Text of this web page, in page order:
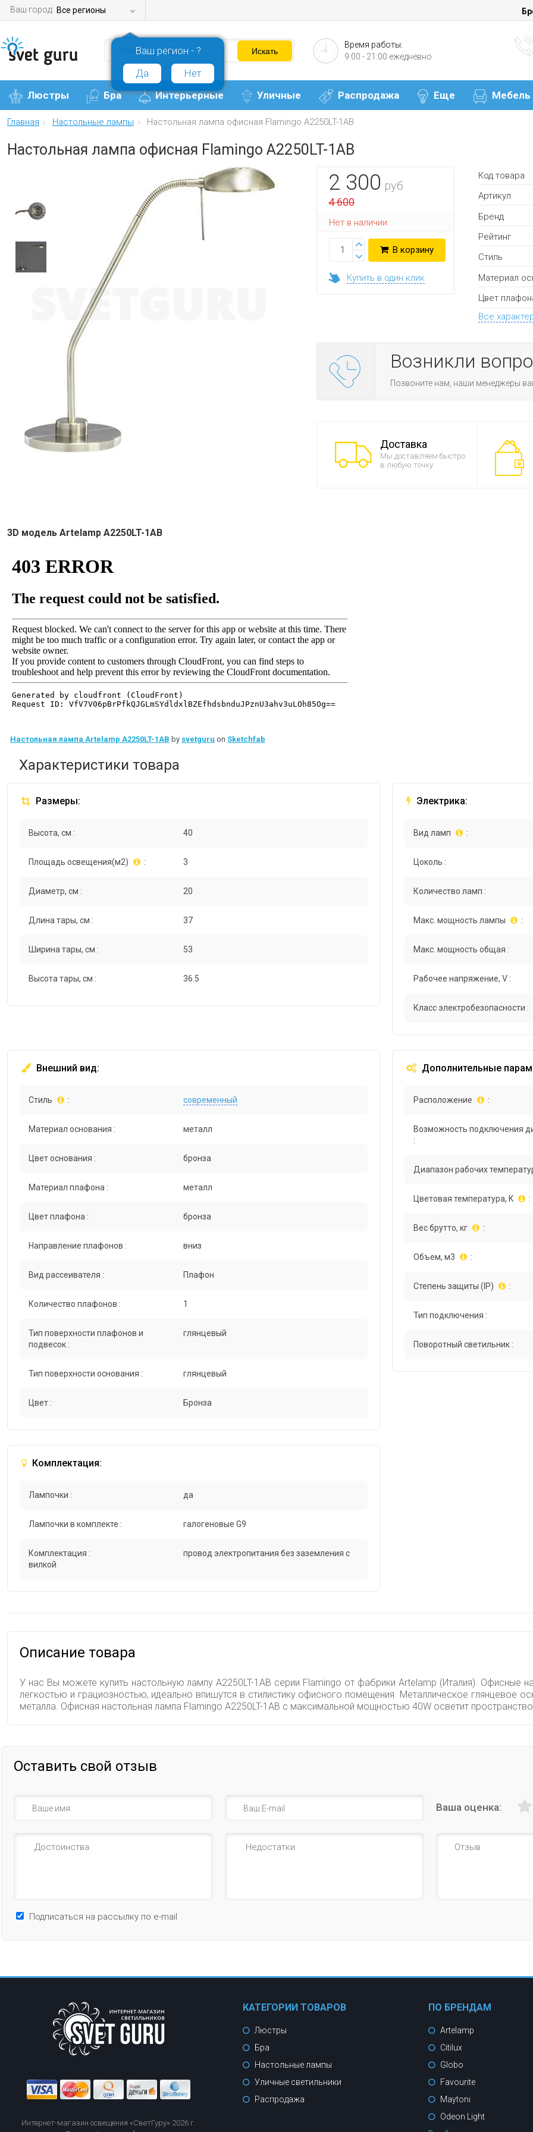
Ваш город: Все регионы
Ваш регион - ?
Да
Нет
Время работы:
9:00 - 21:00 ежедневно
Люстры Бра Интерьерные Уличные Распродажа Еще Мебель
Главная Настольные лампы Настольная лампа офисная Flamingo A2250LT-1AB
Настольная лампа офисная Flamingo A2250LT-1AB
2 300 руб
4 600
Нет в наличии
В корзину
Купить в один клик
Код товара
Артикул
Бренд
Рейтинг
Стиль
Материал
Цвет
Все
Возникли
Позвоните нам, наши менеджеры
Доставка
Мы доставляем быстро
в любую точку
3D модель Artelamp A2250LT-1AB
Настольная лампа Artelamp A2250LT-1AB by svetguru on Sketchfab
Характеристики товара
Размеры:
Высота, см : 40
Площадь освещения(м2) : 3
Диаметр, см : 20
Длина тары, см : 37
Ширина тары, см : 53
Высота тары, см : 36.5
Электрика:
Вид ламп :
Цоколь :
Количество ламп :
Макс. мощность лампы :
Макс. мощность общая :
Рабочее напряжение, V :
Класс электробезопасности :
Внешний вид:
Стиль : современный
Материал основания : металл
Цвет основания : бронза
Материал плафона : металл
Цвет плафона : бронза
Направление плафонов : вниз
Вид рассеивателя : Плафон
Количество плафонов : 1
Тип поверхности плафонов и
подвесок :
глянцевый
Тип поверхности основания : глянцевый
Цвет : Бронза
Дополнительные
Расположение :
Возможность подключения
:
Диапазон рабочих
Цветовая температура, K :
Вес брутто, кг :
Объем, м3 :
Степень защиты (IP) :
Тип подключения :
Поворотный светильник :
Комплектация:
Лампочки : да
Лампочки в комплекте : галогеновые G9
Комплектация :
провод электропитания без заземления с
вилкой
Описание товара
У нас Вы можете купить настольную лампу A2250LT-1AB серии Flamingo от фабрики Artelamp (Италия).
легкостью и грациозностью, идеально впишутся в стилистику офисного помещения. Металлическое глянцевое
металла. Офисная настольная лампа Flamingo A2250LT-1AB с максимальной мощностью 40W осветит
Оставить свой отзыв
Ваша оценка:
Подписаться на рассылку по e-mail
Интернет-магазин освещения «СветГуру» 2026 г.
КАТЕГОРИИ ТОВАРОВ
Люстры
Бра
Настольные лампы
Уличные светильники
Распродажа
ПО БРЕНДАМ
Artelamp
Citilux
Globo
Favourite
Maytoni
Odeon Light